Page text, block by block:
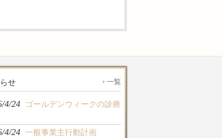
せ 一覧
4/24
ゴールデンウィークの診療
4/24 一般事業主行動計画